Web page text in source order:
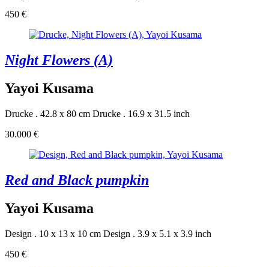
450 €
Night Flowers (A)
Yayoi Kusama
Drucke . 42.8 x 80 cm Drucke . 16.9 x 31.5 inch
30.000 €
Red and Black pumpkin
Yayoi Kusama
Design . 10 x 13 x 10 cm Design . 3.9 x 5.1 x 3.9 inch
450 €